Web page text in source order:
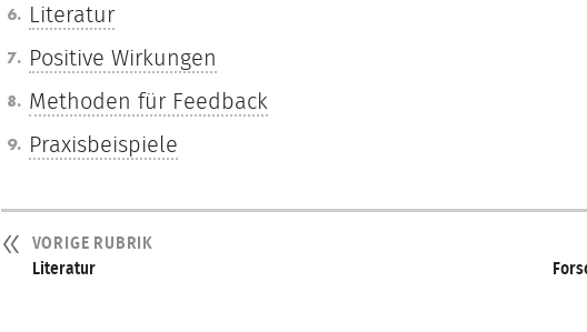
Literatur
Positive Wirkungen
Methoden für Feedback
Praxisbeispiele
VORIGE RUBRIK
Literatur